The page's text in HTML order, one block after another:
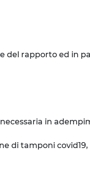
del rapporto ed in
in
di tamponi